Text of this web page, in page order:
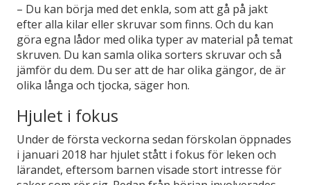
– Du kan börja med det enkla, som att gå på jakt
efter alla kilar eller skruvar som finns. Och du kan
göra egna lådor med olika typer av material på temat
skruven. Du kan samla olika sorters skruvar och så
jämför du dem. Du ser att de har olika gängor, de är
olika långa och tjocka, säger hon.
Hjulet i fokus
Under de första veckorna sedan förskolan öppnades
i januari 2018 har hjulet stått i fokus för leken och
lärandet, eftersom barnen visade stort intresse för